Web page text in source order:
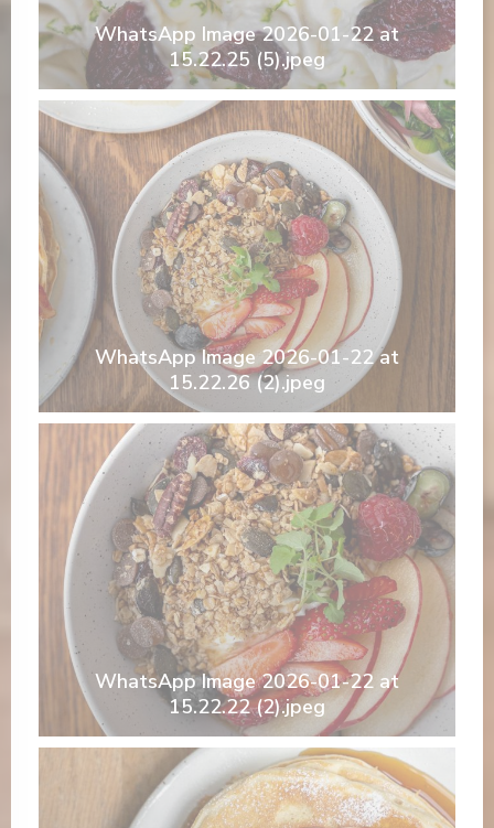
WhatsApp Image 2026-01-22 at
15.22.25 (5).jpeg
WhatsApp Image 2026-01-22 at
15.22.26 (2).jpeg
WhatsApp Image 2026-01-22 at
15.22.22 (2).jpeg